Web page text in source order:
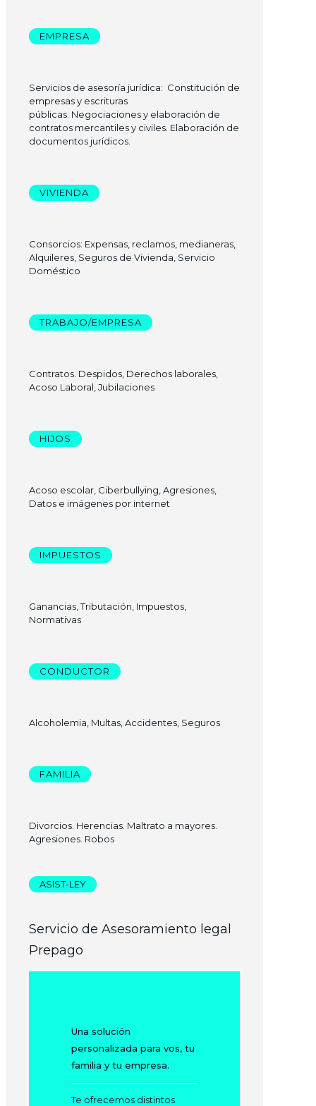
EMPRESA
Servicios de asesoría jurídica: Constitución de
empresas y escrituras
públicas. Negociaciones y elaboración de
contratos mercantiles y civiles. Elaboración de
documentos jurídicos.
VIVIENDA
Consorcios: Expensas, reclamos, medianeras,
Alquileres, Seguros de Vivienda, Servicio
Doméstico
TRABAJO/EMPRESA
Contratos. Despidos, Derechos laborales,
Acoso Laboral, Jubilaciones
HIJOS
Acoso escolar, Ciberbullying, Agresiones,
Datos e imágenes por internet
IMPUESTOS
Ganancias, Tributación, Impuestos,
Normativas
CONDUCTOR
Alcoholemia, Multas, Accidentes, Seguros
FAMILIA
Divorcios. Herencias. Maltrato a mayores.
Agresiones. Robos
ASIST-LEY
Servicio de Asesoramiento legal
Prepago
Una solución
personalizada para vos, tu
familia y tu empresa.
Te ofrecemos distintos